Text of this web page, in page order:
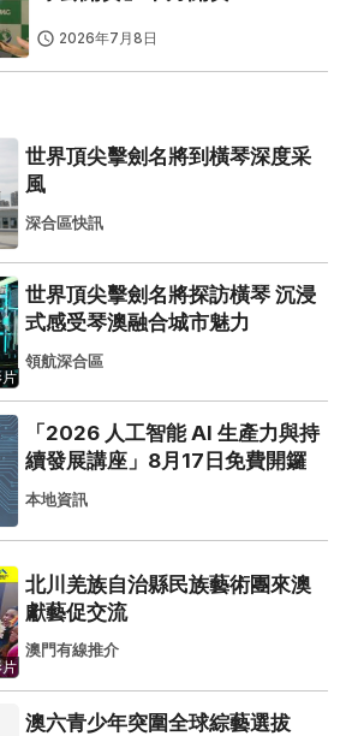
2026年7月8日
世界頂尖擊劍名將到橫琴深度采
風
深合區快訊
世界頂尖擊劍名將探訪橫琴 沉浸
式感受琴澳融合城市魅力
領航深合區
「2026 人工智能 AI 生產力與持
續發展講座」8月17日免費開鑼
本地資訊
北川羌族自治縣民族藝術團來澳
獻藝促交流
澳門有線推介
澳六青少年突圍全球綜藝選拔